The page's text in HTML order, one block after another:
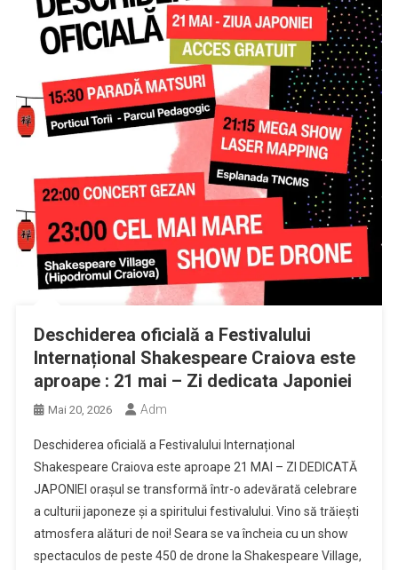
Deschiderea oficială a Festivalului
Internațional Shakespeare Craiova este
aproape : 21 mai – Zi dedicata Japoniei
Mai 20, 2026 Adm
Deschiderea oficială a Festivalului Internațional
Shakespeare Craiova este aproape 21 MAI – ZI DEDICATĂ
JAPONIEI orașul se transformă într-o adevărată celebrare
a culturii japoneze și a spiritului festivalului. Vino să trăiești
atmosfera alături de noi! Seara se va încheia cu un show
spectaculos de peste 450 de drone la Shakespeare Village,